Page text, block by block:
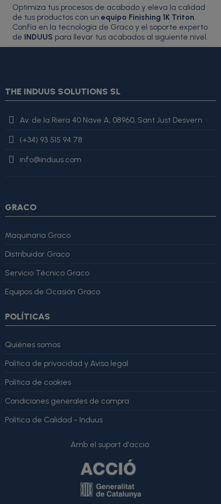
Optimiza tus procesos de acabado y eleva la calidad
de tus productos con un equipo Finishing 1K Triton.
Confía en la tecnología de Graco y el soporte experto
de INDUUS para llevar tus acabados al siguiente nivel.
THE INDUUS SOLUTIONS SL
Av. de la Riera 40 Nave A, 08960, Sant Just Desvern
(+34) 93 515 94 78
info@induus.com
GRACO
Maquinaria Graco
Distribuidor Graco
Servicio Técnico Graco
Equipos de Ocasión Graco
POLÍTICAS
Quiénes somos
Política de privacidad y Aviso legal
Política de cookies
Condiciones generales de compra
Política de Calidad - Induus
Amb el suport d'acció:
value=$imagesJson|cat:'"'}{assign var="imagesJson"
value=$imagesJson|cat:$image.url}{assign var="imagesJson"
value=$imagesJson|cat:', "'}{assign var="imagesJson"
value=$imagesJson|cat:'"'} {/if} {/foreach}
Martínez" }, "reviewRating": { "@type": "Rating", "ratingValue":